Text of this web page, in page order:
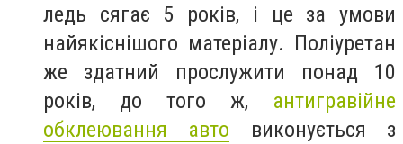
ледь сягає 5 років, і це за умови
найякіснішого матеріалу. Поліуретан
же здатний прослужити понад 10
років, до того ж, антигравійне
обклеювання авто виконується з